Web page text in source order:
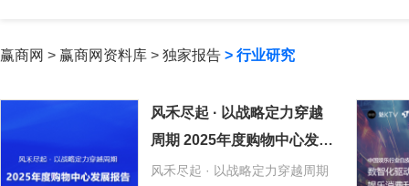
赢商网 > 赢商网资料库 > 独家报告 > 行业研究
风禾尽起 · 以战略定力穿越
周期 2025年度购物中心发展
报告
风禾尽起 · 以战略定力穿越周期